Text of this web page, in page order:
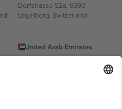
Dorfstrasse 52a, 6390
Engelberg, Switzerland
United Arab Emirates
Building A1, Office 302, Dubai,